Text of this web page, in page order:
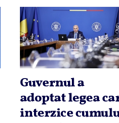
Guvernul a
adoptat legea
interzice